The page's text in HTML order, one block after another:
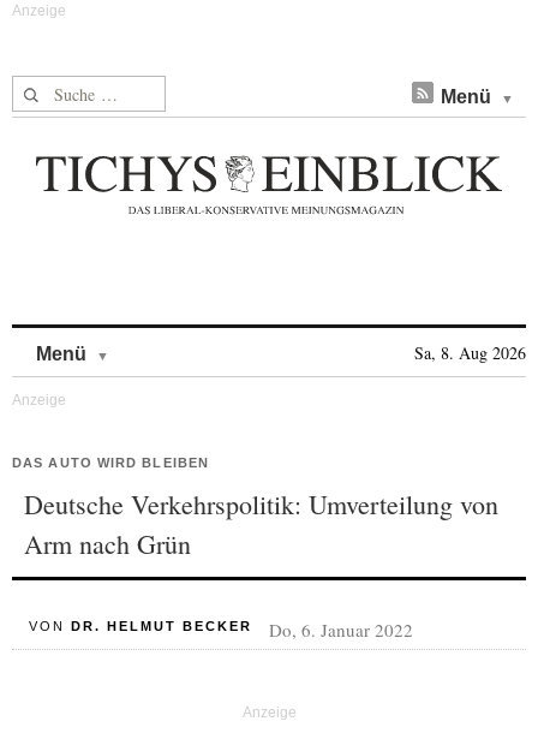
Suche nach: Menü
Menü Sa, 8. Aug 2026
DAS AUTO WIRD BLEIBEN
Deutsche Verkehrspolitik: Umverteilung von
Arm nach Grün
VON DR. HELMUT BECKER Do, 6. Januar 2022